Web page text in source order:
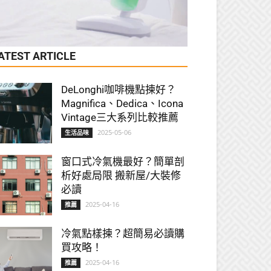
ARTICLE
DeLonghi咖啡機點揀好？
Magnifica、Dedica、Icona
Vintage三大系列比較推薦
生活品味 2025-05-06
窗口式冷氣機最好？簡單剖
析好處局限 搬新屋/大裝修
必讀
推薦 2025-04-16
冷氣點樣揀？超簡易必讀購
買攻略！
推薦 2025-04-16